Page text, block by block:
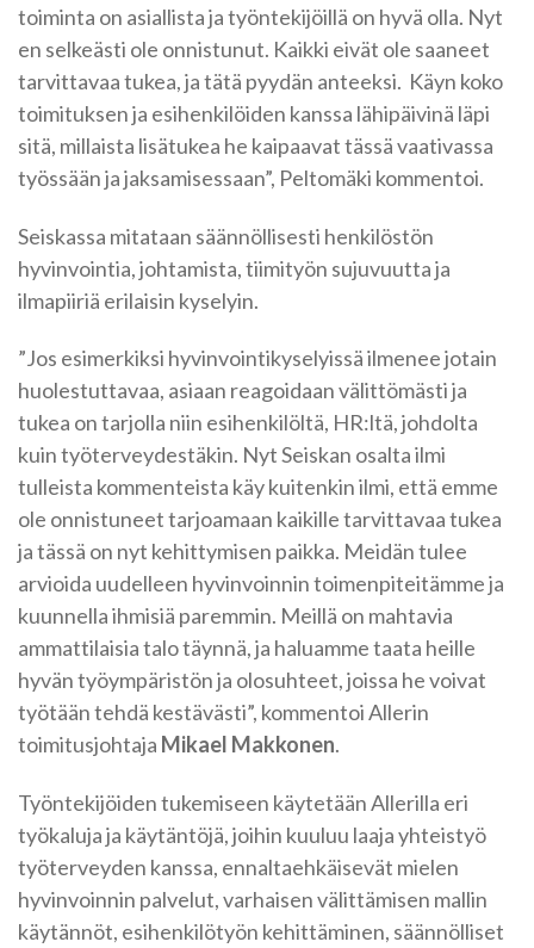
toiminta on asiallista ja työntekijöillä on hyvä olla. Nyt
en selkeästi ole onnistunut. Kaikki eivät ole saaneet
tarvittavaa tukea, ja tätä pyydän anteeksi. Käyn koko
toimituksen ja esihenkilöiden kanssa lähipäivinä läpi
sitä, millaista lisätukea he kaipaavat tässä vaativassa
työssään ja jaksamisessaan”, Peltomäki kommentoi.
Seiskassa mitataan säännöllisesti henkilöstön
hyvinvointia, johtamista, tiimityön sujuvuutta ja
ilmapiiriä erilaisin kyselyin.
”Jos esimerkiksi hyvinvointikyselyissä ilmenee jotain
huolestuttavaa, asiaan reagoidaan välittömästi ja
tukea on tarjolla niin esihenkilöltä, HR:ltä, johdolta
kuin työterveydestäkin. Nyt Seiskan osalta ilmi
tulleista kommenteista käy kuitenkin ilmi, että emme
ole onnistuneet tarjoamaan kaikille tarvittavaa tukea
ja tässä on nyt kehittymisen paikka. Meidän tulee
arvioida uudelleen hyvinvoinnin toimenpiteitämme ja
kuunnella ihmisiä paremmin. Meillä on mahtavia
ammattilaisia talo täynnä, ja haluamme taata heille
hyvän työympäristön ja olosuhteet, joissa he voivat
työtään tehdä kestävästi”, kommentoi Allerin
toimitusjohtaja Mikael Makkonen.
Työntekijöiden tukemiseen käytetään Allerilla eri
työkaluja ja käytäntöjä, joihin kuuluu laaja yhteistyö
työterveyden kanssa, ennaltaehkäisevät mielen
hyvinvoinnin palvelut, varhaisen välittämisen mallin
käytännöt, esihenkilötyön kehittäminen, säännölliset